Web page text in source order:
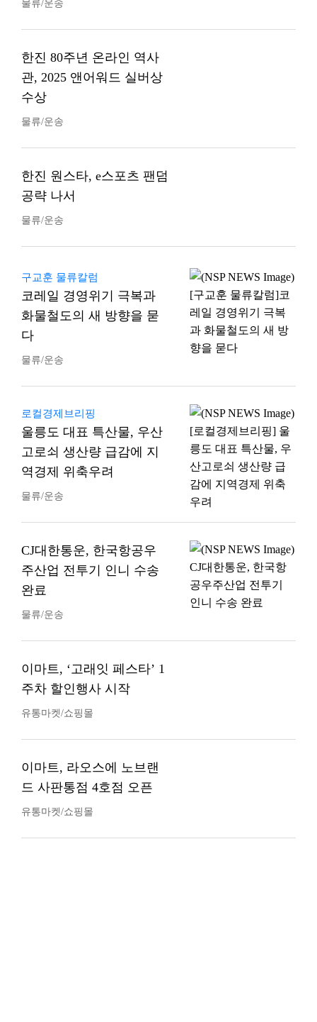
물류/운송
한진 80주년 온라인 역사
관, 2025 앤어워드 실버상
수상
물류/운송
한진 원스타, e스포츠 팬덤
공략 나서
물류/운송
구교훈 물류칼럼
코레일 경영위기 극복과
화물철도의 새 방향을 묻
다
물류/운송
로컬경제브리핑
울릉도 대표 특산물, 우산
고로쇠 생산량 급감에 지
역경제 위축우려
물류/운송
CJ대한통운, 한국항공우
주산업 전투기 인니 수송
완료
물류/운송
이마트, ‘고래잇 페스타’ 1
주차 할인행사 시작
유통마켓/쇼핑몰
이마트, 라오스에 노브랜
드 사판통점 4호점 오픈
유통마켓/쇼핑몰